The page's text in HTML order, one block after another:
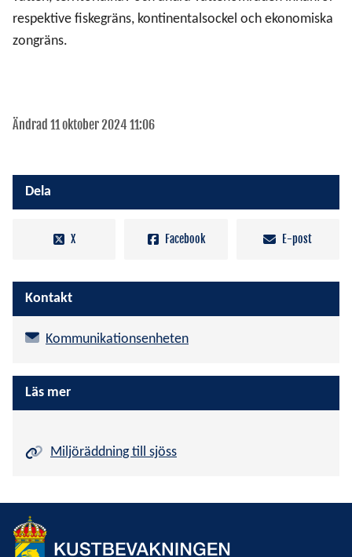
respektive fiskegräns, kontinentalsockel och ekonomiska
zongräns.
Ändrad 11 oktober 2024 11:06
Dela
X Facebook E-post
Kontakt
Kommunikationsenheten
Läs mer
Miljöräddning till sjöss